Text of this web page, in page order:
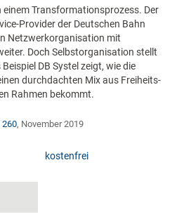
einem Transformationsprozess. Der
Provider der Deutschen Bahn
Netzwerkorganisation mit
Doch Selbstorganisation stellt
DB Systel zeigt, wie die
durchdachten Mix aus Freiheits-
Rahmen bekommt.
260, November 2019
kostenfrei